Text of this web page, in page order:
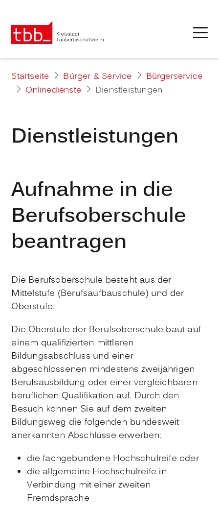
Startseite Bürger & Service
Bürgerservice
Onlinedienste
Dienstleistungen
Dienstleistungen
Aufnahme in die
Berufsoberschule
beantragen
Die Berufsoberschule besteht aus der
Mittelstufe (Berufsaufbauschule) und der
Oberstufe.
Die Oberstufe der Berufsoberschule baut auf
einem qualifizierten mittleren
Bildungsabschluss und einer
abgeschlossenen mindestens zweijährigen
Berufsausbildung oder einer vergleichbaren
beruflichen Qualifikation auf. Durch den
Besuch können Sie auf dem zweiten
Bildungsweg die folgenden bundesweit
anerkannten Abschlüsse erwerben:
die fachgebundene Hochschulreife oder
die allgemeine Hochschulreife in
Verbindung mit einer zweiten
Fremdsprache